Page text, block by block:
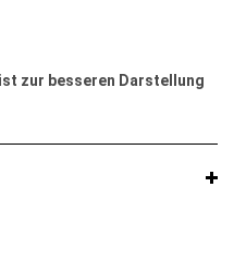
zur besseren Darstellung